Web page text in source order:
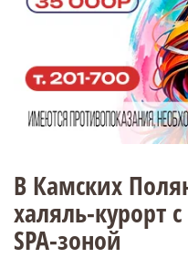
В Камских
халяль-курорт
SPA-зоной